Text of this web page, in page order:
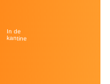
In de
kantine